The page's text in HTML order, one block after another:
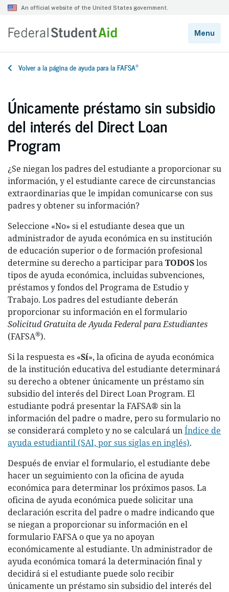
Volver a la página de ayuda para la FAFSA®
Únicamente préstamo sin subsidio
del interés del Direct Loan
Program
¿Se niegan los padres del estudiante a proporcionar su
información, y el estudiante carece de circunstancias
extraordinarias que le impidan comunicarse con sus
padres y obtener su información?
Seleccione «No» si el estudiante desea que un
administrador de ayuda económica en su institución
de educación superior o de formación profesional
determine su derecho a participar paraTODOSlos
tipos de ayuda económica, incluidas subvenciones,
préstamos y fondos del Programa de Estudio y
Trabajo. Los padres del estudiante deberán
proporcionar su información en el formulario
Solicitud Gratuita de Ayuda Federal para Estudiantes
(FAFSA®).
Si la respuesta es «Sí», la oficina de ayuda económica
de la institución educativa del estudiante determinará
su derecho a obtener únicamente un préstamo sin
subsidio del interés del Direct Loan Program. El
estudiante podrá presentar la FAFSA® sin la
información del padre o madre, pero su formulario no
se considerará completo y no se calculará unÍndice de
ayuda estudiantil (SAI, por sus siglas en inglés).
Después de enviar el formulario, el estudiante debe
hacer un seguimiento con la oficina de ayuda
económica para determinar los próximos pasos. La
oficina de ayuda económica puede solicitar una
declaración escrita del padre o madre indicando que
se niegan a proporcionar su información en el
formulario FAFSA o que ya no apoyan
económicamente al estudiante. Un administrador de
ayuda económica tomará la determinación final y
decidirá si el estudiante puede solo recibir
únicamente un préstamo sin subsidio del interés del